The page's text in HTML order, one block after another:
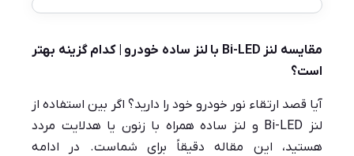
مقایسه لنز Bi-LED با لنز ساده خودرو | کدام گزینه بهتر
است؟
آیا قصد ارتقاء نور خودرو خود را دارید؟ اگر بین استفاده از
لنز Bi-LED و لنز ساده همراه با زنون یا هدلایت مردد
هستید، این مقاله دقیقاً برای شماست. در ادامه